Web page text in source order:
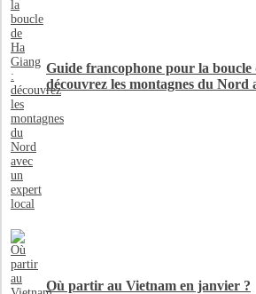
Guide francophone pour la boucle
découvrez les montagnes du Nord
Où partir au Vietnam en janvier ?